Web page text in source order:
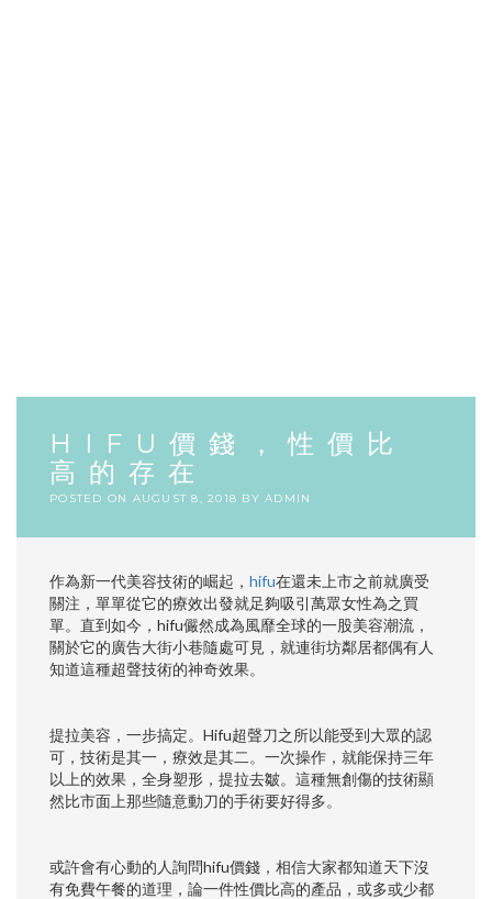
HIFU價錢，性價比
高的存在
POSTED ON AUGUST 8, 2018 BY ADMIN
作為新一代美容技術的崛起， hifu在還未上市之前就廣受
關注，單單從它的療效出發就足夠吸引萬眾女性為之買
單。直到如今，hifu儼然成為風靡全球的一股美容潮流，
關於它的廣告大街小巷隨處可見，就連街坊鄰居都偶有人
知道這種超聲技術的神奇效果。
提拉美容，一步搞定。Hifu超聲刀之所以能受到大眾的認
可，技術是其一，療效是其二。一次操作，就能保持三年
以上的效果，全身塑形，提拉去皺。這種無創傷的技術顯
然比市面上那些隨意動刀的手術要好得多。
或許會有心動的人詢問hifu價錢 ，相信大家都知道天下沒
有免費午餐的道理，論一件性價比高的產品，或多或少都